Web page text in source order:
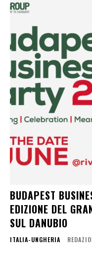
BUDAPEST
EDIZIONE DEL
SUL DANUBIO
ITALIA-UNGHERIA